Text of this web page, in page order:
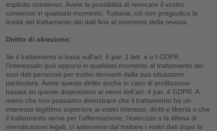
esplicito consenso. Avete la possibilità di revocare il vostro
consenso in qualsiasi momento. Tuttavia, ciò non pregiudica la
liceità del trattamento dei dati fino al momento della revoca.
Diritto di obiezione:
Se il trattamento si basa sull’art. 6 par. 1 lett. e o f GDPR,
l’interessato può opporsi in qualsiasi momento al trattamento dei
suoi dati personali per motivi derivanti dalla sua situazione
particolare. Avete questo diritto anche in caso di profilazione
basata su queste disposizioni ai sensi dell’art. 4 par. 4 GDPR. A
meno che non possiamo dimostrare che il trattamento ha un
interesse legittimo superiore ai vostri interessi, diritti e libertà o che
il trattamento serve per l’affermazione, l’esercizio o la difesa di
rivendicazioni legali, ci asterremo dal trattare i vostri dati dopo la